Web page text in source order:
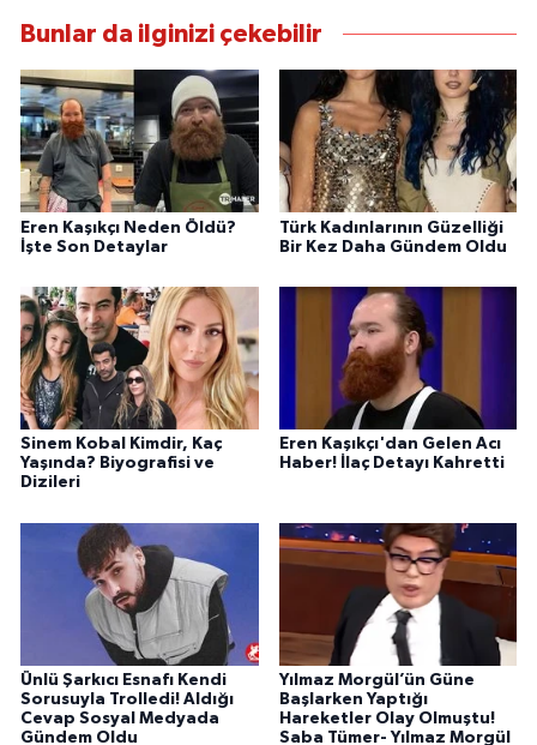
Bunlar da ilginizi çekebilir
Eren Kaşıkçı Neden Öldü?
İşte Son Detaylar
Türk Kadınlarının Güzelliği
Bir Kez Daha Gündem Oldu
Sinem Kobal Kimdir, Kaç
Yaşında? Biyografisi ve
Dizileri
Eren Kaşıkçı'dan Gelen Acı
Haber! İlaç Detayı Kahretti
Ünlü Şarkıcı Esnafı Kendi
Sorusuyla Trolledi! Aldığı
Cevap Sosyal Medyada
Gündem Oldu
Yılmaz Morgül’ün Güne
Başlarken Yaptığı
Hareketler Olay Olmuştu!
Saba Tümer- Yılmaz Morgül